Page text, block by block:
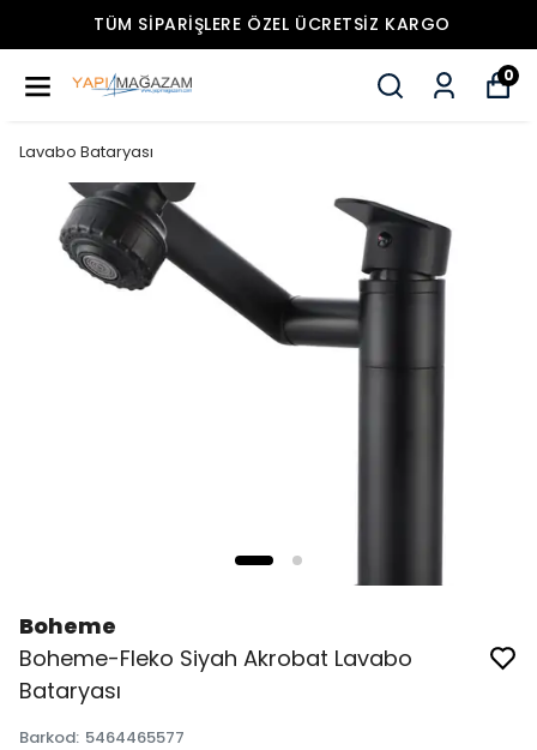
TÜM SIPARIŞLERE ÖZEL ÜCRETSIZ KARGO
0
Lavabo Bataryası
Boheme
Boheme-Fleko Siyah Akrobat Lavabo
Bataryası
Barkod: 5464465577